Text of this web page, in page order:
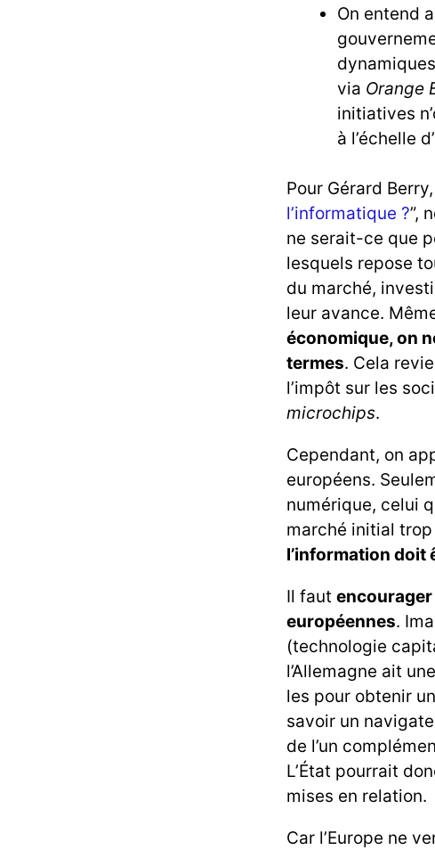
On entend
via Orange
initiatives
à l’échelle
Pour Gérard
l’informatique ?”,
ne serait-ce que
lesquels repose
du marché,
leur avance.
économique, on
termes. Cela
l’impôt sur les
microchips.
Cependant, on
européens.
numérique, celui
marché initial
l’information doit
Il faut
européennes.
(technologie
l’Allemagne ait
les pour obtenir
savoir un
de l’un
L’État pourrait
mises en relation.
Car l’Europe ne